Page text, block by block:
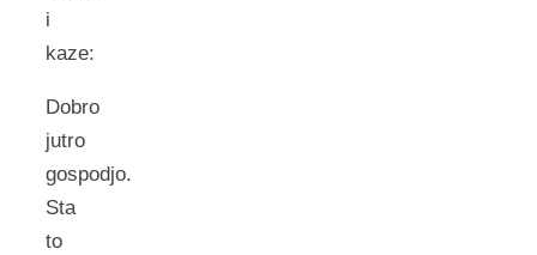
i
kaze:
Dobro
jutro
gospodjo.
Sta
to